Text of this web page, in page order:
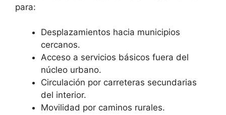
para:
Desplazamientos hacia municipios
cercanos.
Acceso a servicios básicos fuera del
núcleo urbano.
Circulación por carreteras secundarias
del interior.
Movilidad por caminos rurales.